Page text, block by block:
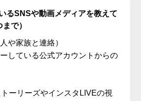
るSNSや動画メディアを教えて
で）
や家族と連絡）
している公式アカウントからの
トーリーズやインスタLIVEの視